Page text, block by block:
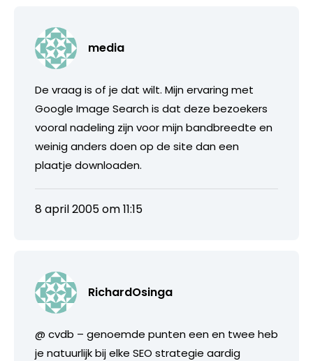
media
De vraag is of je dat wilt. Mijn ervaring met
Google Image Search is dat deze bezoekers
vooral nadeling zijn voor mijn bandbreedte en
weinig anders doen op de site dan een
plaatje downloaden.
8 april 2005 om 11:15
RichardOsinga
@ cvdb – genoemde punten een en twee heb
je natuurlijk bij elke SEO strategie aardig